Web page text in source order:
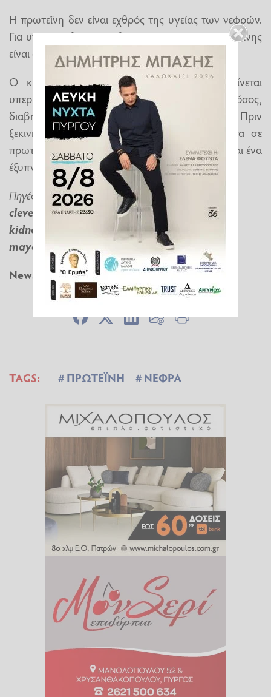
Η πρωτεΐνη δεν είναι εχθρός της υγείας των νεφρών.
Για υγιείς ενήλικες, μια λογική αύξηση της πρωτεΐνης
είναι συνήθως ασφαλής.
Ο κίνδυνος αυξάνεται όταν η πρόσληψη γίνεται
υπερβολική ή όταν υπάρχει ήδη νεφρική νόσος,
διαβήτης, υπέρταση ή ιστορικό λίθων στα νεφρά. Πριν
ξεκινήσετε μια δίαιτα με υψηλή περιεκτικότητα σε
πρωτεΐνες, ο έλεγχος της υγείας των νεφρών είναι ένα
έξυπνο βήμα.
Πηγές:
clevelandclinic.org
kidney.org
mayoclinic.org
Newsbomb.gr
TAGS: ΠΡΩΤΕΪΝΗ ΝΕΦΡΑ